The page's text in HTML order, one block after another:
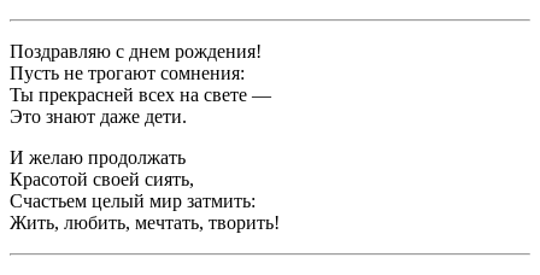
Поздравляю с днем рождения!
Пусть не трогают сомнения:
Ты прекрасней всех на свете —
Это знают даже дети.
И желаю продолжать
Красотой своей сиять,
Счастьем целый мир затмить:
Жить, любить, мечтать, творить!